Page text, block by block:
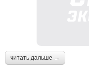
читать дальше →